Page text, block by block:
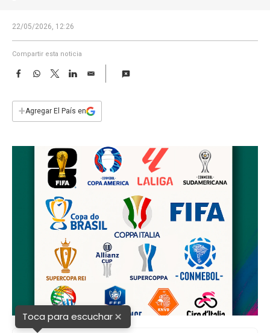
22/05/2026, 12:26
Compartir esta noticia
F
e
b
W
s
T
w
t
L
n
E
i
l
+Agregar El País en
Toca para escuchar×